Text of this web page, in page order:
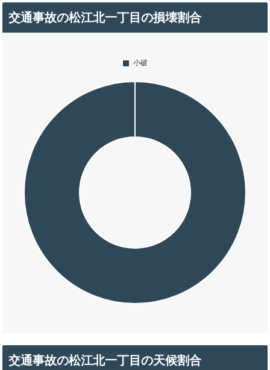
交通事故の松江北一丁目の損壊割合
交通事故の松江北一丁目の天候割合